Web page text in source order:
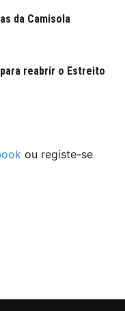
da Camisola
reabrir o Estreito
ou registe-se